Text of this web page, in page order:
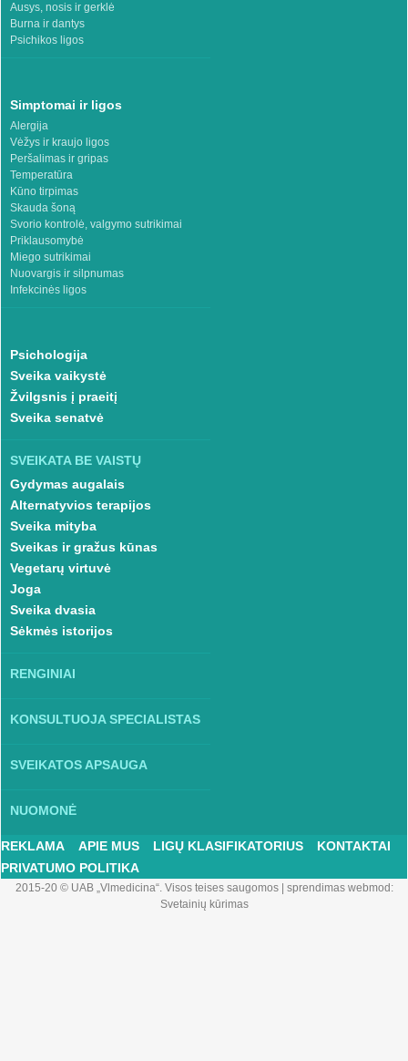
Ausys, nosis ir gerklė
Burna ir dantys
Psichikos ligos
Simptomai ir ligos
Alergija
Vėžys ir kraujo ligos
Peršalimas ir gripas
Temperatūra
Kūno tirpimas
Skauda šoną
Svorio kontrolė, valgymo sutrikimai
Priklausomybė
Miego sutrikimai
Nuovargis ir silpnumas
Infekcinės ligos
Psichologija
Sveika vaikystė
Žvilgsnis į praeitį
Sveika senatvė
SVEIKATA BE VAISTŲ
Gydymas augalais
Alternatyvios terapijos
Sveika mityba
Sveikas ir gražus kūnas
Vegetarų virtuvė
Joga
Sveika dvasia
Sėkmės istorijos
RENGINIAI
KONSULTUOJA SPECIALISTAS
SVEIKATOS APSAUGA
NUOMONĖ
REKLAMA APIE MUS LIGŲ KLASIFIKATORIUS
KONTAKTAI
PRIVATUMO POLITIKA
2015-20 © UAB „Vlmedicina“. Visos teises saugomos| sprendimas webmod:
Svetainių kūrimas